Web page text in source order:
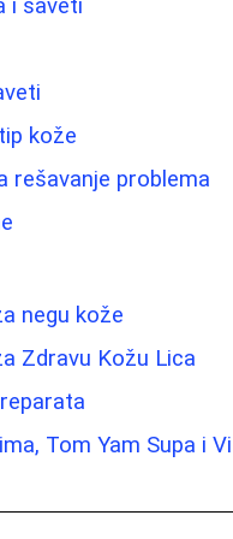
i saveti
kože
rešavanje problema
negu kože
Zdravu Kožu Lica
Tom Yam Supa i